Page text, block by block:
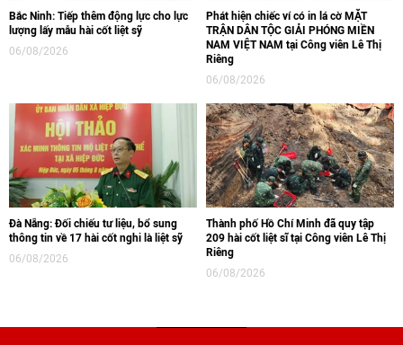
Bắc Ninh: Tiếp thêm động lực cho lực
lượng lấy mẫu hài cốt liệt sỹ
06/08/2026
Phát hiện chiếc ví có in lá cờ MẶT
TRẬN DÂN TỘC GIẢI PHÓNG MIỀN
NAM VIỆT NAM tại Công viên Lê Thị
Riêng
06/08/2026
Đà Nẵng: Đối chiếu tư liệu, bổ sung
thông tin về 17 hài cốt nghi là liệt sỹ
06/08/2026
Thành phố Hồ Chí Minh đã quy tập
209 hài cốt liệt sĩ tại Công viên Lê Thị
Riêng
06/08/2026